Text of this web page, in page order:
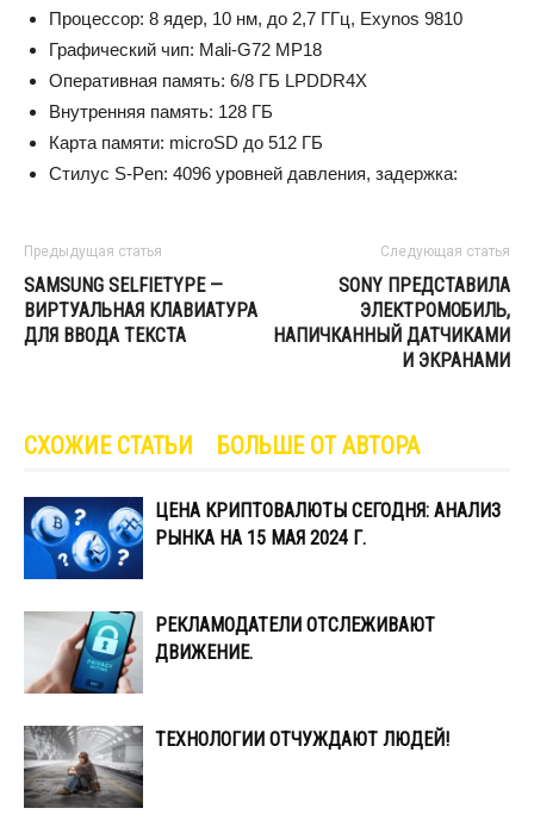
Процессор: 8 ядер, 10 нм, до 2,7 ГГц, Exynos 9810
Графический чип: Mali-G72 MP18
Оперативная память: 6/8 ГБ LPDDR4X
Внутренняя память: 128 ГБ
Карта памяти: microSD до 512 ГБ
Стилус S-Pen: 4096 уровней давления, задержка:
Предыдущая статья
SAMSUNG SELFIETYPE —
ВИРТУАЛЬНАЯ КЛАВИАТУРА
ДЛЯ ВВОДА ТЕКСТА
Следующая статья
SONY ПРЕДСТАВИЛА
ЭЛЕКТРОМОБИЛЬ,
НАПИЧКАННЫЙ ДАТЧИКАМИ
И ЭКРАНАМИ
СХОЖИЕ СТАТЬИ БОЛЬШЕ ОТ АВТОРА
ЦЕНА КРИПТОВАЛЮТЫ СЕГОДНЯ: АНАЛИЗ
РЫНКА НА 15 МАЯ 2024 Г.
РЕКЛАМОДАТЕЛИ ОТСЛЕЖИВАЮТ
ДВИЖЕНИЕ.
ТЕХНОЛОГИИ ОТЧУЖДАЮТ ЛЮДЕЙ!